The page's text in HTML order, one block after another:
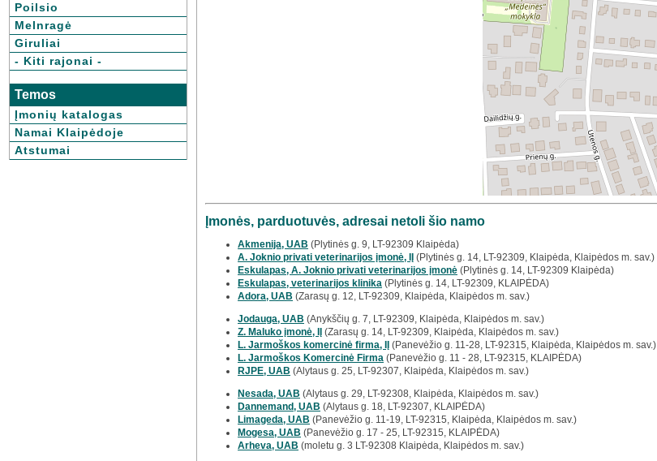
Poilsio
Melnragė
Giruliai
- Kiti rajonai -
Temos
Įmonių katalogas
Namai Klaipėdoje
Atstumai
Įmonės, parduotuvės, adresai netoli šio namo
Akmenija, UAB (Plytinės g. 9, LT-92309 Klaipėda)
A. Joknio privati veterinarijos įmonė, IĮ
(Plytinės g. 14, LT-92309, Klaipėda, Klaipėdos m. sav.)
Eskulapas, A. Joknio privati veterinarijos įmonė (Plytinės g. 14, LT-92309 Klaipėda)
Eskulapas, veterinarijos klinika (Plytinės g. 14, LT-92309, KLAIPĖDA)
Adora, UAB (Zarasų g. 12, LT-92309, Klaipėda, Klaipėdos m. sav.)
Jodauga, UAB (Anykščių g. 7, LT-92309, Klaipėda, Klaipėdos m. sav.)
Z. Maluko įmonė, IĮ
(Zarasų g. 14, LT-92309, Klaipėda, Klaipėdos m. sav.)
L. Jarmoškos komercinė firma, IĮ
(Panevėžio g. 11-28, LT-92315, Klaipėda, Klaipėdos m. sav.)
L. Jarmoškos Komercinė Firma (Panevėžio g. 11 - 28, LT-92315, KLAIPĖDA)
RJPE, UAB (Alytaus g. 25, LT-92307, Klaipėda, Klaipėdos m. sav.)
Nesada, UAB (Alytaus g. 29, LT-92308, Klaipėda, Klaipėdos m. sav.)
Dannemand, UAB (Alytaus g. 18, LT-92307, KLAIPĖDA)
Limageda, UAB (Panevėžio g. 11-19, LT-92315, Klaipėda, Klaipėdos m. sav.)
Mogesa, UAB (Panevėžio g. 17 - 25, LT-92315, KLAIPĖDA)
Arheva, UAB (moletu g. 3 LT-92308 Klaipėda, Klaipėdos m. sav.)